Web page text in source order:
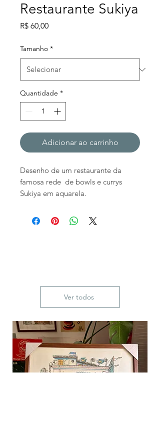
Restaurante Sukiya
R$ 60,00Preço
Tamanho *
Quantidade *
Adicionar ao carrinho
Desenho de um restaurante da
famosa rede de bowls e currys
Sukiya em aquarela.
Ver todos